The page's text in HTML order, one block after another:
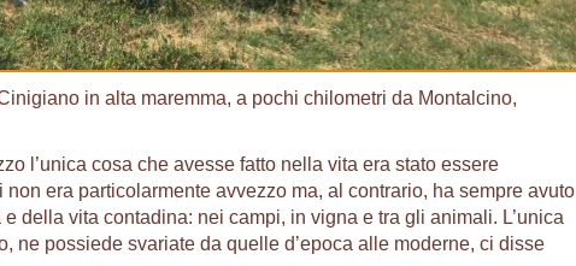
in alta maremma, a pochi chilometri da Montalcino,
l’unica cosa che avesse fatto nella vita era stato essere
era particolarmente avvezzo ma, al contrario, ha sempre avuto
della vita contadina: nei campi, in vigna e tra gli animali. L’unica
ne possiede svariate da quelle d’epoca alle moderne, ci disse